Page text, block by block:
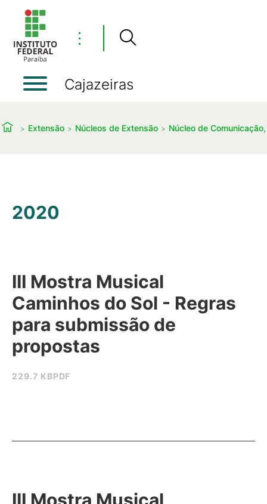
⋮
Cajazeiras
Extensão Núcleos de Extensão Núcleo de
2020
229.7 KBPDF
III Mostra Musical
Caminhos do Sol - Regras
para submissão de
propostas
III Mostra Musical